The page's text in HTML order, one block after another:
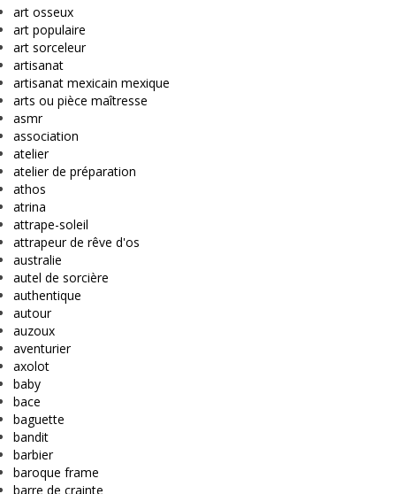
art osseux
art populaire
art sorceleur
artisanat
artisanat mexicain mexique
arts ou pièce maîtresse
asmr
association
atelier
atelier de préparation
athos
atrina
attrape-soleil
attrapeur de rêve d'os
australie
autel de sorcière
authentique
autour
auzoux
aventurier
axolot
baby
bace
baguette
bandit
barbier
baroque frame
barre de crainte